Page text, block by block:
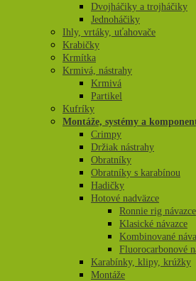
Dvojháčiky a trojháčiky
Jednoháčiky
Ihly, vrtáky, uťahovače
Krabičky
Krmítka
Krmivá, nástrahy
Krmivá
Partikel
Kufríky
Montáže, systémy a
Crimpy
Držiak nástrahy
Obratníky
Obratníky s karabínou
Hadičky
Hotové nadväzce
Ronnie rig návazce
Klasické návazce
Kombinované
Fluorocarbonové
Karabínky, klipy, krúžky
Montáže